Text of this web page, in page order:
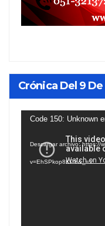
Crónica Del 9
Reproductor
vídeo
Code 150: Unknown
Descargar archivo: https://
v=EhSPkop8KPY&_=1